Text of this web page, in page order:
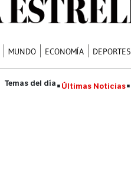
MUNDO ECONOMÍA DEPORTES
Últimas Noticias